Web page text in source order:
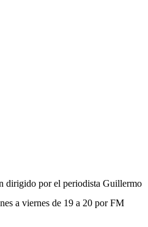
dirigido por el periodista Guillermo
a viernes de 19 a 20 por FM